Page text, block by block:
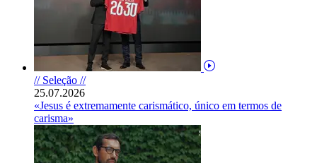
// Seleção //
25.07.2026
«Jesus é extremamente carismático, único em termos de
carisma»